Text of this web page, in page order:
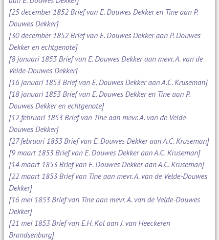
[25 december 1852 Brief van E. Douwes Dekker en Tine aan P.
Douwes Dekker]
[30 december 1852 Brief van E. Douwes Dekker aan P. Douwes
Dekker en echtgenote]
[8 januari 1853 Brief van E. Douwes Dekker aan mevr. A. van de
Velde-Douwes Dekker]
[16 januari 1853 Brief van E. Douwes Dekker aan A.C. Kruseman]
[18 januari 1853 Brief van E. Douwes Dekker en Tine aan P.
Douwes Dekker en echtgenote]
[12 februari 1853 Brief van Tine aan mevr. A. van de Velde-
Douwes Dekker]
[27 februari 1853 Brief van E. Douwes Dekker aan A.C. Kruseman]
[9 maart 1853 Brief van E. Douwes Dekker aan A.C. Kruseman]
[14 maart 1853 Brief van E. Douwes Dekker aan A.C. Kruseman]
[22 maart 1853 Brief van Tine aan mevr. A. van de Velde-Douwes
Dekker]
[16 mei 1853 Brief van Tine aan mevr. A. van de Velde-Douwes
Dekker]
[21 mei 1853 Brief van E.H. Kol aan J. van Heeckeren
Brandsenburg]